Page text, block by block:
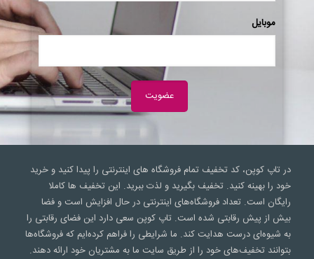
موبایل
در تاپ کوپن، کد تخفیف تمام فروشگاه های اینترنتی را پیدا کنید و خرید
خود را بهینه کنید. تخفیف بگیرید و لذت ببرید. این تخفیف ها کاملا
رایگان است. تعداد فروشگاه‌های اینترنتی در حال افزایش است و فضا
بیش از پیش رقابتی شده است. تاپ کوپن سعی‌ دارد این فضای رقابتی را
به شیوه‌ای درست هدایت کند. ما شرایطی را فراهم کرده‌ایم که فروشگاه‌ها
بتوانند تخفیف‌های خود را از طریق سایت ما به مشتریان خود ارائه دهند.